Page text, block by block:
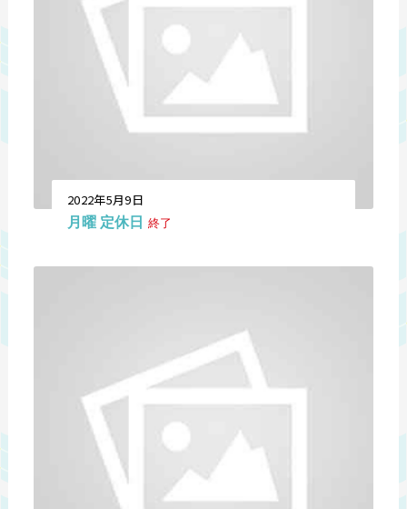
2022年5月9日
月曜 定休日 終了